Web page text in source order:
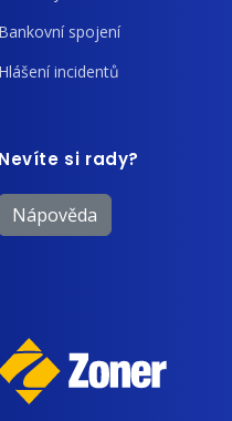
Bankovní spojení
Hlášení incidentů
Nevíte si rady?
Nápověda